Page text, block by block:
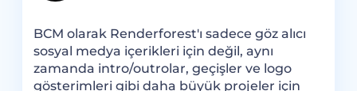
BCM olarak Renderforest'ı sadece göz alıcı
sosyal medya içerikleri için değil, aynı
zamanda intro/outrolar, geçişler ve logo
gösterimleri gibi daha büyük projeler için